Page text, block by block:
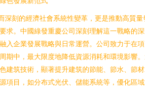
深刻的經濟社會系統性變革，更是推動高質量
求。中國綠發重慶公司深刻理解這一戰略的
入企業發展戰略與日常運營。公司致力于在
期中，最大限度地降低資源消耗和環境影響
建筑技術，顯著提升建筑的節能、節水、節
項目，如分布式光伏、儲能系統等，優化區